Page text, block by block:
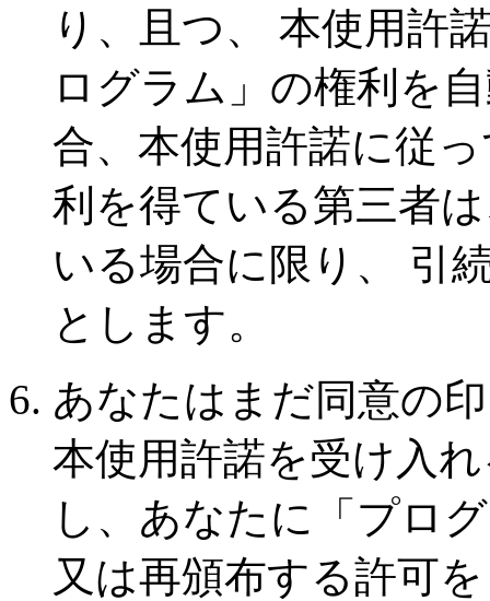
り、且つ、 本使用許
ログラム」の権利を
合、本使用許諾に従
利を得ている第三者
いる場合に限り、 引
とします。
あなたはまだ同意の
本使用許諾を受け入
し、あなたに「プロ
又は再頒布する許可